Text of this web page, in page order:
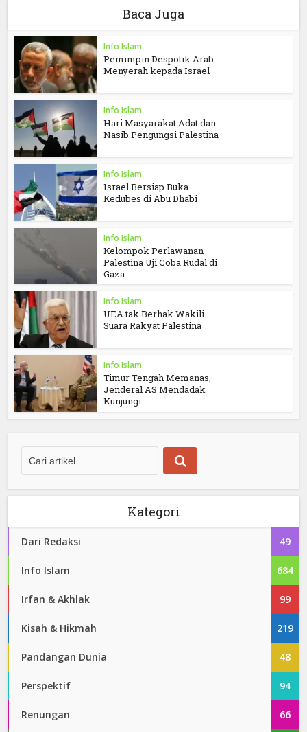
Baca Juga
Info Islam
Pemimpin Despotik Arab
Menyerah kepada Israel
Info Islam
Hari Masyarakat Adat dan
Nasib Pengungsi Palestina
Info Islam
Israel Bersiap Buka
Kedubes di Abu Dhabi
Info Islam
Kelompok Perlawanan
Palestina Uji Coba Rudal di
Gaza
Info Islam
UEA tak Berhak Wakili
Suara Rakyat Palestina
Info Islam
Timur Tengah Memanas,
Jenderal AS Mendadak
Kunjungi...
Kategori
Dari Redaksi 49
Info Islam 684
Irfan & Akhlak 99
Kisah & Hikmah 219
Pandangan Dunia 48
Perspektif 94
Renungan 66